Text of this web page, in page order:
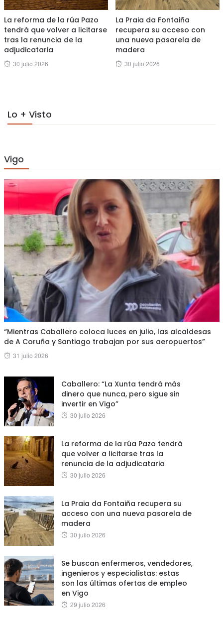
La reforma de la rúa Pazo
tendrá que volver a licitarse
tras la renuncia de la
adjudicataria
Posted
30 julio 2026
La Praia da Fontaiña
recupera su acceso con
una nueva pasarela de
madera
Posted
30 julio 2026
Lo + Visto
Vigo
“Mientras Caballero coloca luces en julio, las alcaldesas
de A Coruña y Santiago trabajan por sus aeropuertos”
Posted
31 julio 2026
Caballero: “La Xunta tendrá más
dinero que nunca, pero sigue sin
invertir en Vigo”
Posted
30 julio 2026
La reforma de la rúa Pazo tendrá
que volver a licitarse tras la
renuncia de la adjudicataria
Posted
30 julio 2026
La Praia da Fontaiña recupera su
acceso con una nueva pasarela de
madera
Posted
30 julio 2026
Se buscan enfermeros, vendedores,
ingenieros y especialistas: estas
son las últimas ofertas de empleo
en Vigo
Posted
29 julio 2026